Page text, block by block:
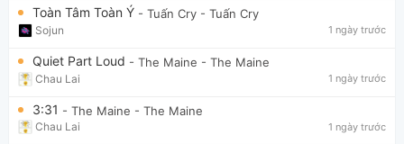
Toàn Tâm Toàn Ý - Tuấn Cry - Tuấn Cry
Sojun 1 ngày trước
Quiet Part Loud - The Maine - The Maine
Chau Lai 1 ngày trước
3:31 - The Maine - The Maine
Chau Lai 1 ngày trước